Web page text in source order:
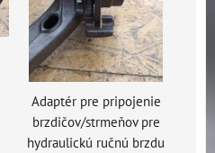
Adaptér pre pripojenie
brzdičov/strmeňov pre
hydraulickú ručnú brzdu